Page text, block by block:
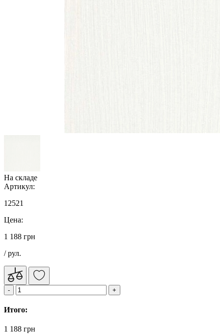
На складе
Артикул:
12521
Цена:
1 188 грн
/ рул.
Итого:
1 188 грн